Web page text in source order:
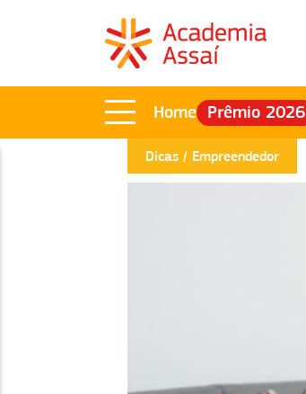
Home Prêmio 2026
Dicas Empreendedor